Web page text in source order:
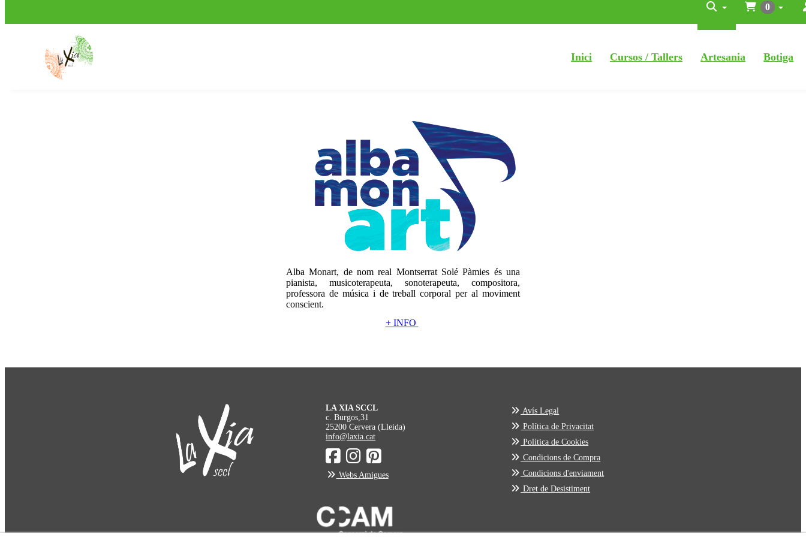
0
Inici Cursos / Tallers Artesania Botiga
Alba Monart, de nom real Montserrat Solé Pàmies és una
pianista, musicoterapeuta, sonoterapeuta, compositora,
professora de música i de treball corporal per al moviment
conscient.
+ INFO
LA XIA SCCL
c. Burgos,31
25200 Cervera (Lleida)
info@laxia.cat
Webs Amigues
Avís Legal
Política de Privacitat
Política de Cookies
Condicions de Compra
Condicions d'enviament
Dret de Desistiment